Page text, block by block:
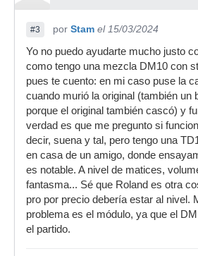
ayuda!!!!
Saludos y hasta pronto!!!
#3 por Stam el 15/03/2024
Yo no puedo ayudarte mucho justo
como tengo una mezcla DM10 con
pues te cuento: en mi caso puse la
cuando murió la original (también un
porque el original también cascó) y
verdad es que me pregunto si
decir, suena y tal, pero tengo una
en casa de un amigo, donde
es notable. A nivel de matices,
fantasma... Sé que Roland es otra
pro por precio debería estar al nivel.
problema es el módulo, ya que el
el partido.